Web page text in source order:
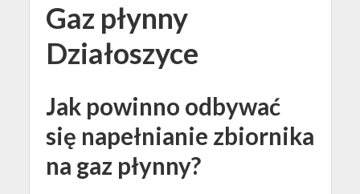
Gaz płynny
Działoszyce
Jak powinno odbywać
się napełnianie zbiornika
na gaz płynny?